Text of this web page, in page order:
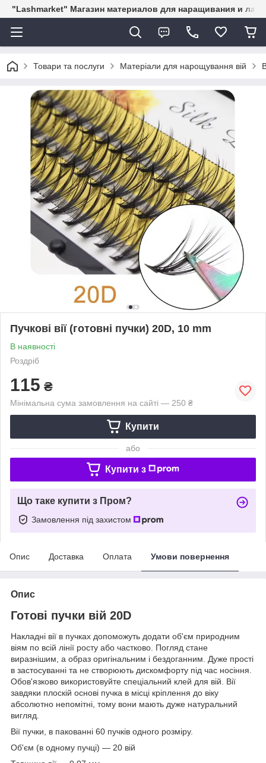
"Lashmarket" Магазин материалов для наращивания и
Товари та послуги Матеріали для нарощування вій
Пучкові вії (готовні пучки) 20D, 10 mm
В наявності
Роздріб
115 ₴
Мінімальна сума замовлення на сайті — 250 ₴
Купити
або
Купити з
Що таке купити з Пром?
Замовлення під захистом
Опис Доставка Оплата Умови повернення
Опис
Готові пучки вій 20D
Накладні вії в пучках допоможуть додати об'єм природним
віям по всій лінії росту або частково. Погляд стане
виразнішим, а образ оригінальним і бездоганним. Дуже прості
в застосуванні та не створюють дискомфорту під час носіння.
Обов'язково використовуйте спеціальний клей для вій. Вії
завдяки плоскій основі пучка в місці кріплення до віку
абсолютно непомітні, тому вони мають дуже натуральний
вигляд.
Вії пучки, в пакованні 60 пучків одного розміру.
Об'єм (в одному пучці) — 20 вій